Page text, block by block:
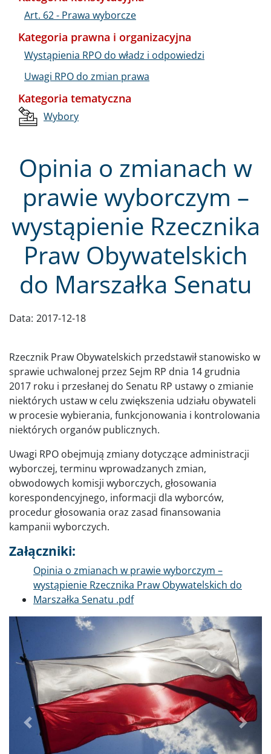
Opinia o zmianach w
prawie wyborczym –
wystąpienie Rzecznika
Praw Obywatelskich
do Marszałka Senatu
Data: 2017-12-18
Rzecznik Praw Obywatelskich przedstawił stanowisko w
sprawie uchwalonej przez Sejm RP dnia 14 grudnia
2017 roku i przesłanej do Senatu RP ustawy o zmianie
niektórych ustaw w celu zwiększenia udziału obywateli
w procesie wybierania, funkcjonowania i kontrolowania
niektórych organów publicznych.
Uwagi RPO obejmują zmiany dotyczące administracji
wyborczej, terminu wprowadzanych zmian,
obwodowych komisji wyborczych, głosowania
korespondencyjnego, informacji dla wyborców,
procedur głosowania oraz zasad finansowania
kampanii wyborczych.
Załączniki:
Dokument
Opinia o zmianach w prawie wyborczym –
wystąpienie Rzecznika Praw Obywatelskich do
Marszałka Senatu .pdf
Poprzednie Dalej
Art. 62 - Prawa wyborcze
Kategoria prawna i organizacyjna
Wystąpienia RPO do władz i odpowiedzi
Uwagi RPO do zmian prawa
Kategoria tematyczna
Wybory